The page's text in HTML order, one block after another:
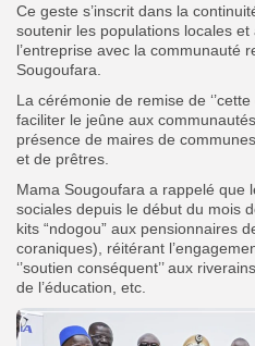
Ce geste s’inscrit dans la
soutenir les populations locales
l’entreprise avec la communauté
Sougoufara.
La cérémonie de remise de
faciliter le jeûne aux
présence de maires de
et de prêtres.
Mama Sougoufara a rappelé que
sociales depuis le début du mois
kits “ndogou” aux pensionnaires
coraniques), réitérant
‘’soutien conséquent’’ aux
de l’éducation, etc.